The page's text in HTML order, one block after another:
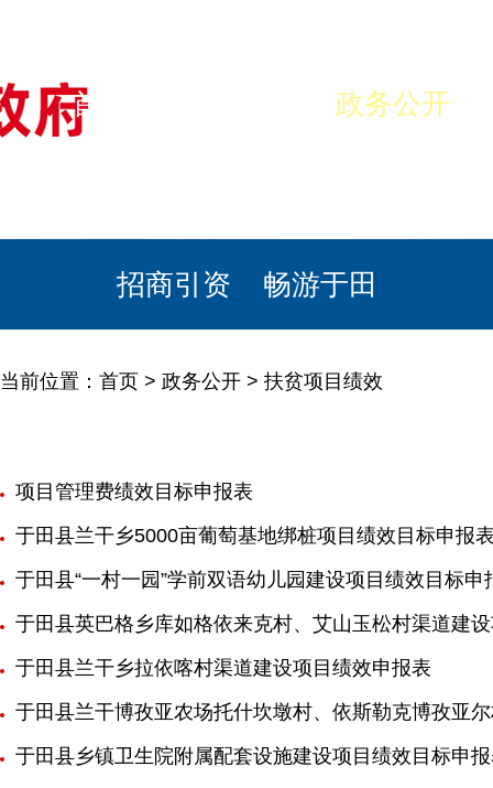
首页 政务公开
招商引资 畅游于田
当前位置： 首页 > 政务公开 > 扶贫项目绩效
项目管理费绩效目标申报表
于田县兰干乡5000亩葡萄基地绑桩项目绩效目标申报
于田县“一村一园”学前双语幼儿园建设项目绩效目标申
于田县英巴格乡库如格依来克村、艾山玉松村渠道建
于田县兰干乡拉依喀村渠道建设项目绩效申报表
于田县兰干博孜亚农场托什坎墩村、依斯勒克博孜亚
于田县乡镇卫生院附属配套设施建设项目绩效目标申